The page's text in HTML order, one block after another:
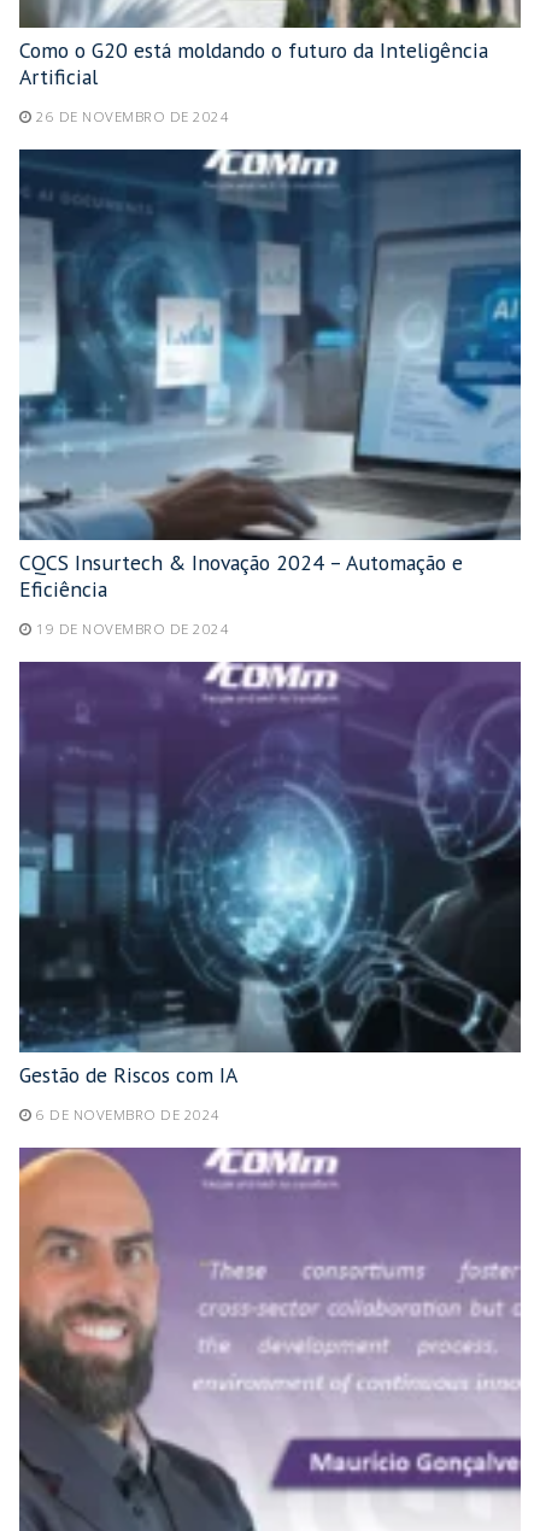
Como o G20 está moldando o futuro da Inteligência
Artificial
26 DE NOVEMBRO DE 2024
CQCS Insurtech & Inovação 2024 – Automação e
Eficiência
19 DE NOVEMBRO DE 2024
Gestão de Riscos com IA
6 DE NOVEMBRO DE 2024